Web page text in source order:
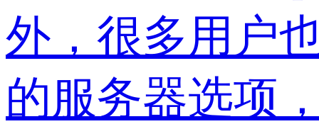
外，很多用户
的服务器选项